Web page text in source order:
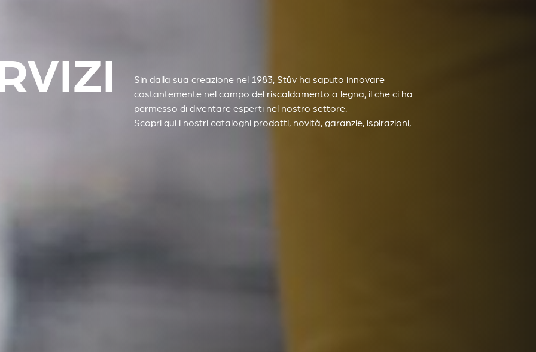
Sin dalla sua creazione nel 1983, Stûv ha saputo innovare
costantemente nel campo del riscaldamento a legna, il che ci ha
permesso di diventare esperti nel nostro settore.
Scopri qui i nostri cataloghi prodotti, novità, garanzie, ispirazioni,
...